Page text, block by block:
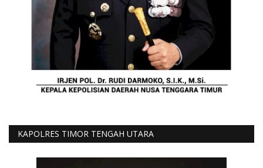
KAPOLRES TIMOR TENGAH UTARA